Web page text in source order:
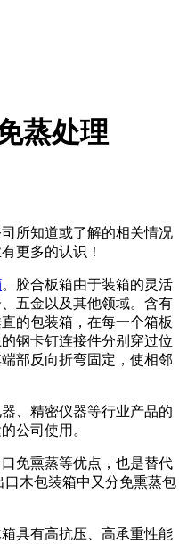
蒸处理
所知道或了解的相关情况
更多的认识！
。胶合板箱由于装箱的灵活
五金以及其他领域。含有
的包装箱，在每一个箱板
钢卡钉连接件分别穿过位
部反向折弯固定，使相邻
、精密仪器等行业产品的
公司使用。
免熏蒸等优点，也是替代
木包装箱中又分免熏蒸包
具有高抗压、高承重性能